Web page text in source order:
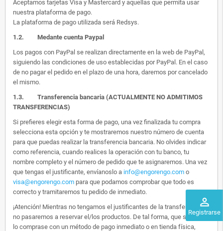
perm_identity
Registrarse
Aceptamos tarjetas Visa y Mastercard y aquellas que permita usar
nuestra plataforma de pago.
La plataforma de pago utilizada será Redsys.
1.2. Medante cuenta Paypal
Los pagos con PayPal se realizan directamente en la web de PayPal,
siguiendo las condiciones de uso establecidas por PayPal. En el caso
de no pagar el pedido en el plazo de una hora, daremos por cancelado
el mismo.
1.3. Transferencia bancaria (ACTUALMENTE NO ADMITIMOS
TRANSFERENCIAS)
Si prefieres elegir esta forma de pago, una vez finalizada tu compra
selecciona esta opción y te mostraremos nuestro número de cuenta
para que puedas realizar la transferencia bancaria. No olvides indicar
como referencia, cuando realices la operación con tu banco, tu
nombre completo y el número de pedido que te asignaremos. Una vez
que tengas el justificante, envíanoslo a info@engorengo.com o
visa@engorengo.com para que podamos comprobar que todo es
correcto y tramitaremos tu pedido de inmediato.
¡Atención! Mientras no tengamos el justificantes de la transferencia,
no pasaremos a reservar el/los productos. De tal forma, que si alguien
lo comprase con un método de pago inmediato o en tienda física,